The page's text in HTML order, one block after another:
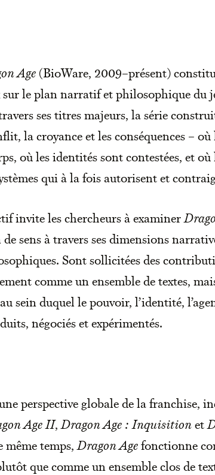
Age (BioWare, 2009–présent)
le plan narratif et philosophique du
ses titres majeurs, la série
la croyance et les conséquences –
où les identités sont contestées, et
qui à la fois autorisent et
invite les chercheurs à examiner
sens à travers ses dimensions
Sont sollicitées des
comme un ensemble de textes,
sein duquel le pouvoir, l’identité,
négociés et expérimentés.
perspective globale de la franchise,
Age II,Dragon Age : Inquisitionet
même temps,Dragon Agefonctionne
que comme un ensemble clos de